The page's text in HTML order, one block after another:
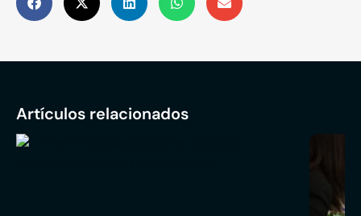
Artículos relacionados